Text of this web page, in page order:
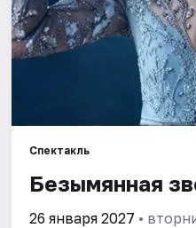
Спектакль
Безымянная
26 января 2027 •